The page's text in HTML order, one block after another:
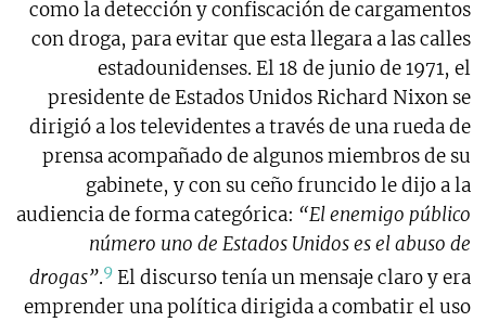
como la detección y confiscación de cargamentos
con droga, para evitar que esta llegara a las calles
estadounidenses. El 18 de junio de 1971, el
presidente de Estados Unidos Richard Nixon se
dirigió a los televidentes a través de una rueda de
prensa acompañado de algunos miembros de su
gabinete, y con su ceño fruncido le dijo a la
audiencia de forma categórica: “El enemigo público
número uno de Estados Unidos es el abuso de
drogas”.9 El discurso tenía un mensaje claro y era
emprender una política dirigida a combatir el uso